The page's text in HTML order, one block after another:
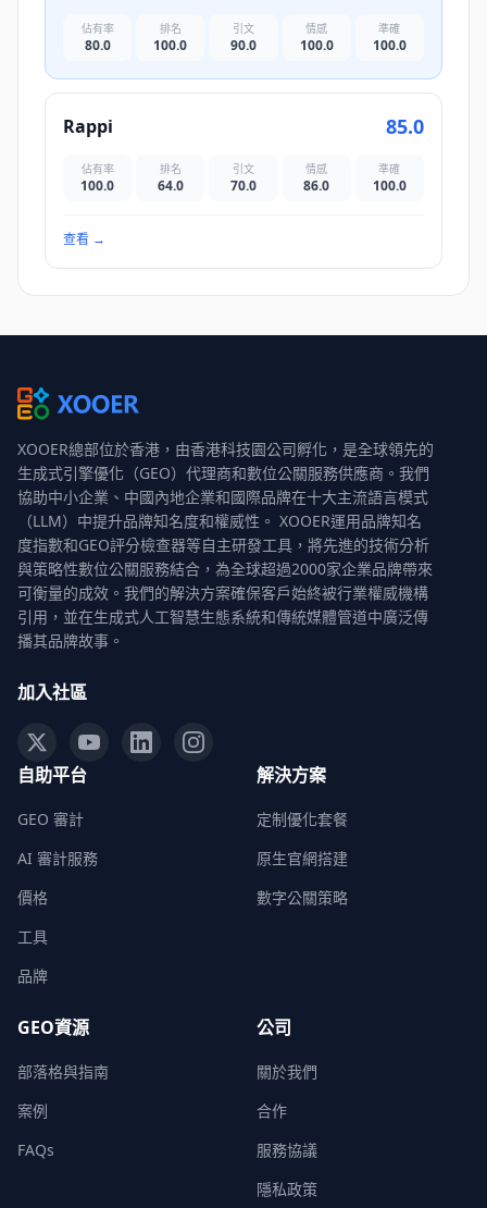
佔有率
80.0
排名
100.0
引文
90.0
情感
100.0
準確
100.0
Rappi 85.0
佔有率
100.0
排名
64.0
引文
70.0
情感
86.0
準確
100.0
查看 →
XOOER總部位於香港，由香港科技園公司孵化，是全球領先的
生成式引擎優化（GEO）代理商和數位公關服務供應商。我們
協助中小企業、中國內地企業和國際品牌在十大主流語言模式
（LLM）中提升品牌知名度和權威性。 XOOER運用品牌知名
度指數和GEO評分檢查器等自主研發工具，將先進的技術分析
與策略性數位公關服務結合，為全球超過2000家企業品牌帶來
可衡量的成效。我們的解決方案確保客戶始終被行業權威機構
引用，並在生成式人工智慧生態系統和傳統媒體管道中廣泛傳
播其品牌故事。
加入社區
自助平台
GEO 審計
AI 審計服務
價格
工具
品牌
解決方案
定制優化套餐
原生官網搭建
數字公關策略
GEO資源
部落格與指南
案例
FAQs
公司
關於我們
合作
服務協議
隱私政策